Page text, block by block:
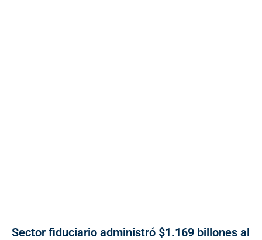
Sector fiduciario administró $1.169 billones al